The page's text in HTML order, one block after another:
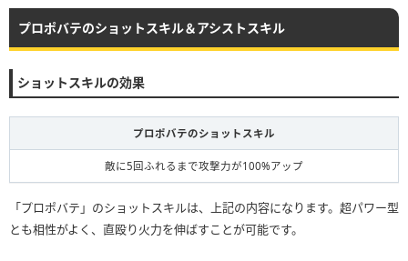
プロポバテのショットスキル＆アシストスキル
ショットスキルの効果
プロポバテのショットスキル
敵に5回ふれるまで攻撃力が100%アップ
「プロポバテ」のショットスキルは、上記の内容になります。超パワー型
とも相性がよく、直殴り火力を伸ばすことが可能です。